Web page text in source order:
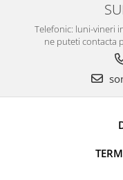
Telefonic: luni-vineri
ne puteti contacta